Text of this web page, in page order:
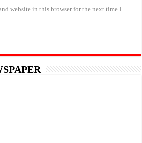
website in this browser for the next time I